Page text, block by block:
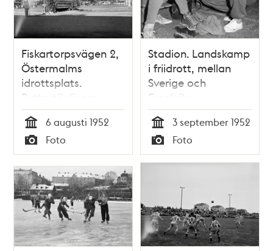
Fiskartorpsvägen 2,
Östermalms
idrottsplats.
Ryttartävlingar
Tid
6 augusti 1952
Typ
Foto
Stadion. Landskamp
i friidrott, mellan
Sverige och
Frankrike.
Grupporträtt av tre
idrottare
Tid
3 september 1952
Typ
Foto